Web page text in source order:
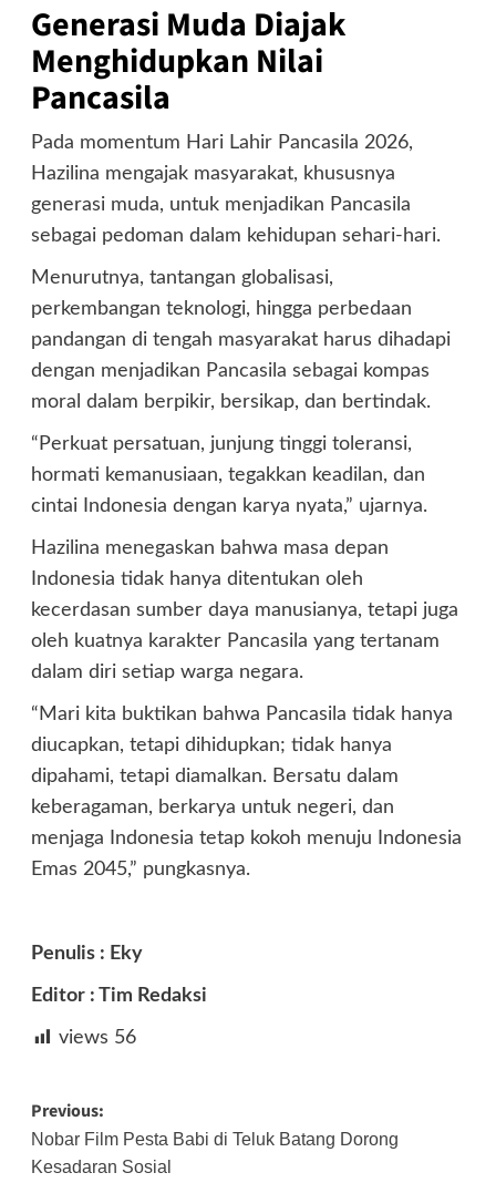
Generasi Muda Diajak
Menghidupkan Nilai
Pancasila
Pada momentum Hari Lahir Pancasila 2026,
Hazilina mengajak masyarakat, khususnya
generasi muda, untuk menjadikan Pancasila
sebagai pedoman dalam kehidupan sehari-hari.
Menurutnya, tantangan globalisasi,
perkembangan teknologi, hingga perbedaan
pandangan di tengah masyarakat harus dihadapi
dengan menjadikan Pancasila sebagai kompas
moral dalam berpikir, bersikap, dan bertindak.
“Perkuat persatuan, junjung tinggi toleransi,
hormati kemanusiaan, tegakkan keadilan, dan
cintai Indonesia dengan karya nyata,” ujarnya.
Hazilina menegaskan bahwa masa depan
Indonesia tidak hanya ditentukan oleh
kecerdasan sumber daya manusianya, tetapi juga
oleh kuatnya karakter Pancasila yang tertanam
dalam diri setiap warga negara.
“Mari kita buktikan bahwa Pancasila tidak hanya
diucapkan, tetapi dihidupkan; tidak hanya
dipahami, tetapi diamalkan. Bersatu dalam
keberagaman, berkarya untuk negeri, dan
menjaga Indonesia tetap kokoh menuju Indonesia
Emas 2045,” pungkasnya.
Penulis : Eky
Editor : Tim Redaksi
views 56
Post
navigation
Previous:
Nobar Film Pesta Babi di Teluk Batang Dorong
Kesadaran Sosial